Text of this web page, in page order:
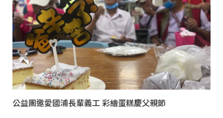
公益團邀愛國浦長輩義工 彩繪蛋糕慶父親節